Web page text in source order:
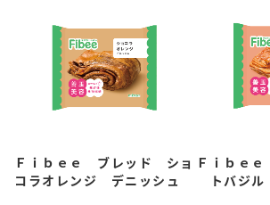
Ｆｉｂｅｅ ブレッド ショ
コラオレンジ デニッシュ
Ｆｉｂｅ
トバジ